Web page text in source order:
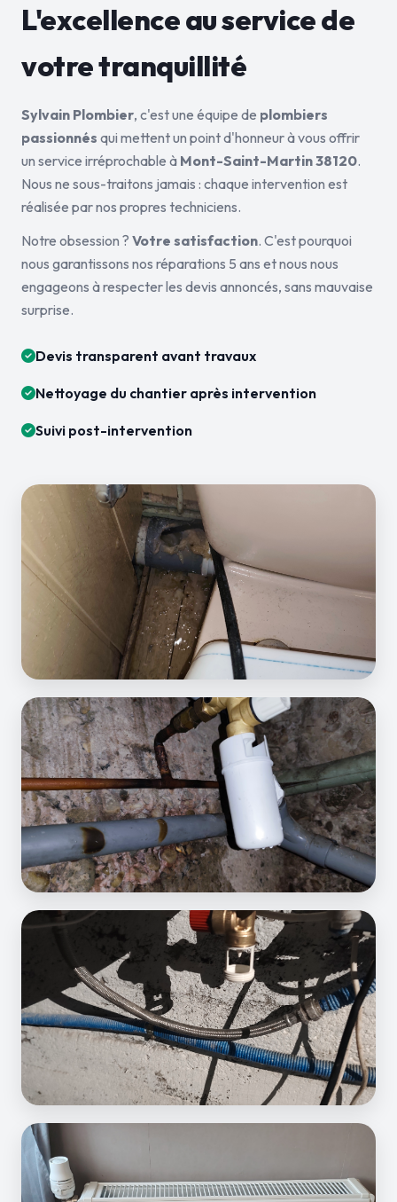
L'excellence au service de
votre tranquillité
Sylvain Plombier, c'est une équipe de plombiers
passionnés qui mettent un point d'honneur à vous offrir
un service irréprochable à Mont-Saint-Martin 38120.
Nous ne sous-traitons jamais : chaque intervention est
réalisée par nos propres techniciens.
Notre obsession ? Votre satisfaction. C'est pourquoi
nous garantissons nos réparations 5 ans et nous nous
engageons à respecter les devis annoncés, sans mauvaise
surprise.
Devis transparent avant travaux
Nettoyage du chantier après intervention
Suivi post-intervention